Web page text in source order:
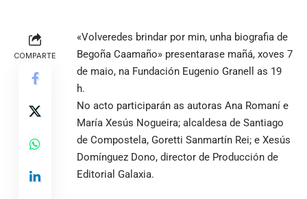
COMPARTE
«Volveredes brindar por min, unha biografia de
Begoña Caamaño» presentarase mañá, xoves 7
de maio, na Fundación Eugenio Granell as 19
h.
No acto participarán as autoras Ana Romaní e
María Xesús Nogueira; alcaldesa de Santiago
de Compostela, Goretti Sanmartín Rei; e Xesús
Domínguez Dono, director de Producción de
Editorial Galaxia.